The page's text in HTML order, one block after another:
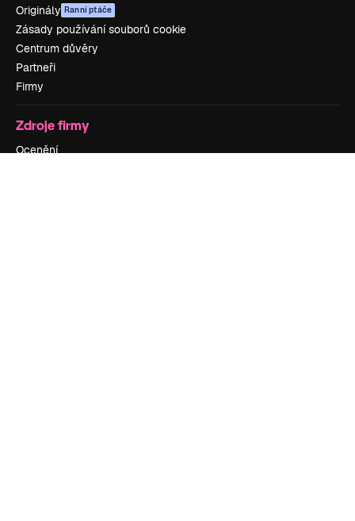
Originály Ranní ptáče
Zásady používání souborů cookie
Centrum důvěry
Partneři
Firmy
Zdroje firmy
Ocenění